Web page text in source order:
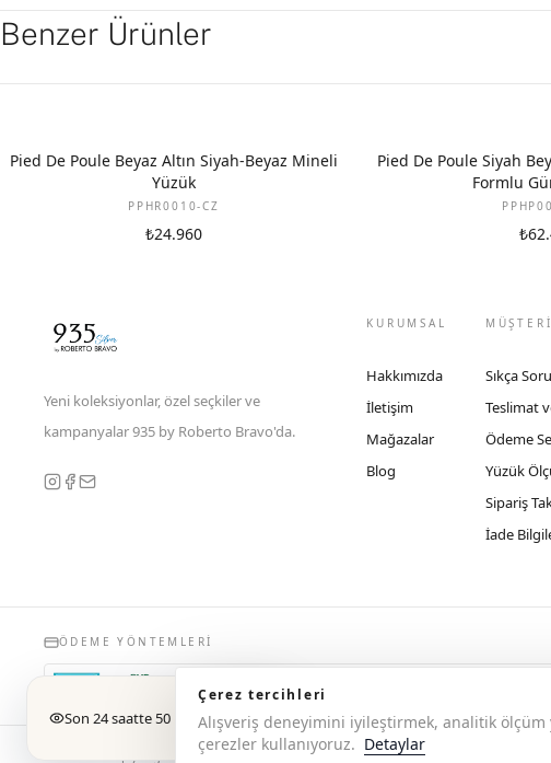
Son 24 saatte 50 kişi baktı
Benzer Ürünler
YENI
Pied De Poule Beyaz Altın Siyah-Beyaz Mineli
Yüzük
PPHR0010-CZ
₺24.960
Pied De Poule Siyah
Formlu
Yeni koleksiyonlar, özel seçkiler ve
kampanyalar 935 by Roberto Bravo'da.
KURUMSAL
Hakkımızda
İletişim
Mağazalar
Blog
Sıkça
Teslimat
Ödeme
Yüzük
Sipariş
İade
ÖDEME YÖNTEMLERI
© 2026 Copyright 935 by Roberto Bravo
Çerez tercihleri
Alışveriş deneyimini iyileştirmek, analitik
çerezler kullanıyoruz. Detaylar